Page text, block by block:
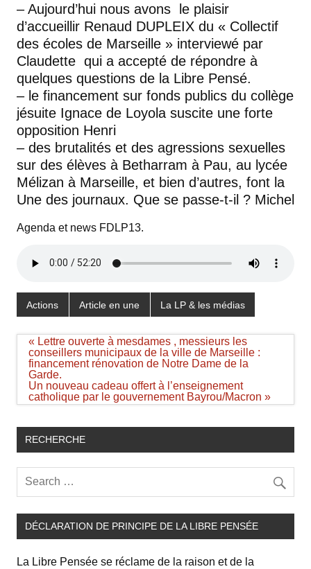
– Aujourd’hui nous avons le plaisir
d’accueillir Renaud DUPLEIX du « Collectif
des écoles de Marseille » interviewé par
Claudette qui a accepté de répondre à
quelques questions de la Libre Pensé.
– le financement sur fonds publics du collège
jésuite Ignace de Loyola suscite une forte
opposition Henri
– des brutalités et des agressions sexuelles
sur des élèves à Betharram à Pau, au lycée
Mélizan à Marseille, et bien d’autres, font la
Une des journaux. Que se passe-t-il ? Michel
Agenda et news FDLP13.
Actions Article en une La LP & les médias
Navigation
de
l’article
« Lettre ouverte à mesdames , messieurs les
conseillers municipaux de la ville de Marseille :
financement rénovation de Notre Dame de la
Garde.
Un nouveau cadeau offert à l’enseignement
catholique par le gouvernement Bayrou/Macron »
RECHERCHE
DÉCLARATION DE PRINCIPE DE LA LIBRE PENSÉE
La Libre Pensée se réclame de la raison et de la